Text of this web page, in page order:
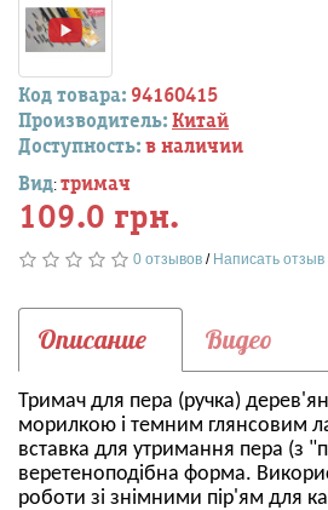
Код товара: 94160415
Производитель: Китай
Доступность: в наличии
Вид: тримач
109.0 грн.
0 отзывов / Написать отзыв
Описание Видео
Тримач для пера (ручка)
морилкою і темним глянсовим
вставка для утримання пера (з
веретеноподібна форма.
роботи зі знімними пір'ям для